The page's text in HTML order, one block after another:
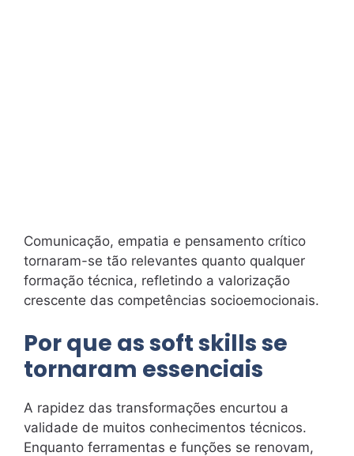
Comunicação, empatia e pensamento crítico
tornaram-se tão relevantes quanto qualquer
formação técnica, refletindo a valorização
crescente das competências socioemocionais.
Por que as soft skills se
tornaram essenciais
A rapidez das transformações encurtou a
validade de muitos conhecimentos técnicos.
Enquanto ferramentas e funções se renovam,